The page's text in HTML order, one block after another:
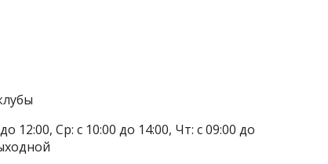
12:00, Ср: с 10:00 до 14:00, Чт: с 09:00 до